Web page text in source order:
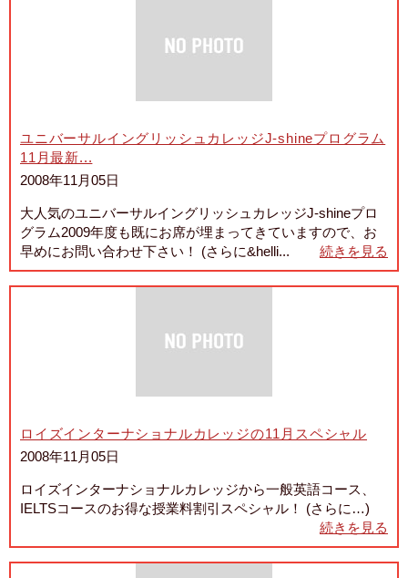
ユニバーサルイングリッシュカレッジJ-shineプログラム
11月最新...
2008年11月05日
大人気のユニバーサルイングリッシュカレッジJ-shineプロ
グラム2009年度も既にお席が埋まってきていますので、お
早めにお問い合わせ下さい！ (さらに&helli...
続きを見る
ロイズインターナショナルカレッジの11月スペシャル
2008年11月05日
ロイズインターナショナルカレッジから一般英語コース、
IELTSコースのお得な授業料割引スペシャル！ (さらに…)
続きを見る